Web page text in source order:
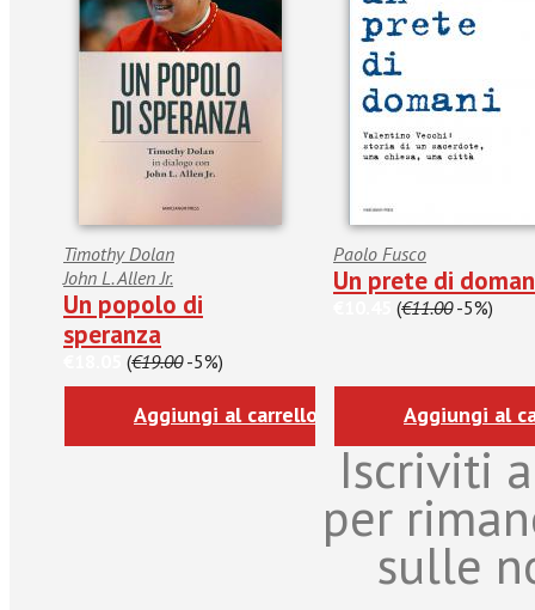
Timothy Dolan
John L. Allen Jr.
Un popolo di
speranza
(€19.00-5%)
Aggiungi al carrello
Paolo Fusco
Un prete di
(€11.00-5%)
Aggiungi al
Iscriviti
per
sulle